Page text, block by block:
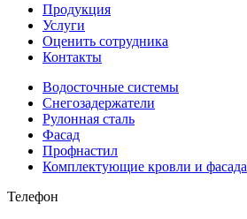
Продукция
Услуги
Оценить сотрудника
Контакты
Водосточные системы
Снегозадержатели
Рулонная сталь
Фасад
Профнастил
Комплектующие кровли и фасада
Телефон